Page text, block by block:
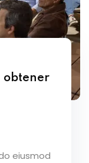
obtener
eiusmod